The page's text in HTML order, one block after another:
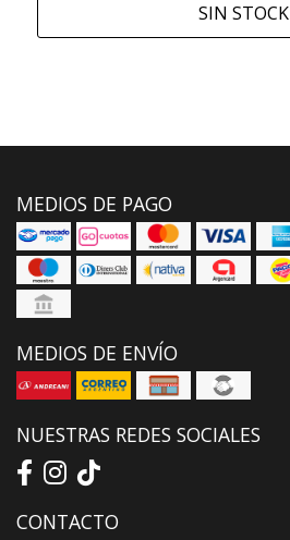
SIN STOCK
MEDIOS DE PAGO
MEDIOS DE ENVÍO
NUESTRAS REDES SOCIALES
CONTACTO